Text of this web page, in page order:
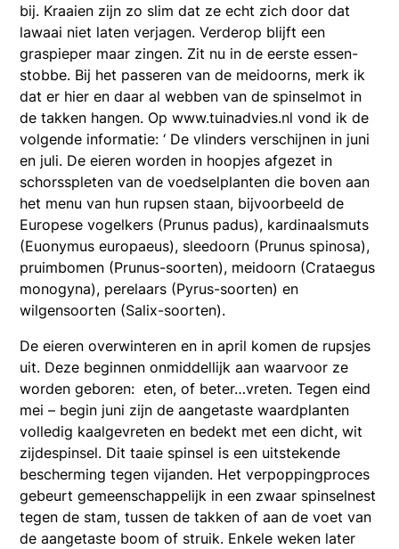
bij. Kraaien zijn zo slim dat ze echt zich door dat
lawaai niet laten verjagen. Verderop blijft een
graspieper maar zingen. Zit nu in de eerste essen-
stobbe. Bij het passeren van de meidoorns, merk ik
dat er hier en daar al webben van de spinselmot in
de takken hangen. Op www.tuinadvies.nl vond ik de
volgende informatie: ‘ De vlinders verschijnen in juni
en juli. De eieren worden in hoopjes afgezet in
schorsspleten van de voedselplanten die boven aan
het menu van hun rupsen staan, bijvoorbeeld de
Europese vogelkers (Prunus padus), kardinaalsmuts
(Euonymus europaeus), sleedoorn (Prunus spinosa),
pruimbomen (Prunus-soorten), meidoorn (Crataegus
monogyna), perelaars (Pyrus-soorten) en
wilgensoorten (Salix-soorten).
De eieren overwinteren en in april komen de rupsjes
uit. Deze beginnen onmiddellijk aan waarvoor ze
worden geboren: eten, of beter…vreten. Tegen eind
mei – begin juni zijn de aangetaste waardplanten
volledig kaalgevreten en bedekt met een dicht, wit
zijdespinsel. Dit taaie spinsel is een uitstekende
bescherming tegen vijanden. Het verpoppingproces
gebeurt gemeenschappelijk in een zwaar spinselnest
tegen de stam, tussen de takken of aan de voet van
de aangetaste boom of struik. Enkele weken later